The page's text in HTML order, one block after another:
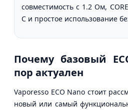
совместимость с 1.2 Ом,
C и простое использование
Почему базовый
пор актуален
Vaporesso ECO Nano стоит
новый или самый